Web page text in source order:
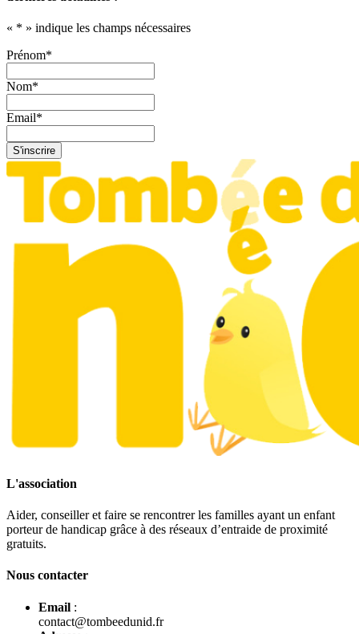
« * » indique les champs nécessaires
Prénom*
Nom*
Email*
S'inscrire
L'association
Aider, conseiller et faire se rencontrer les familles ayant un enfant
porteur de handicap grâce à des réseaux d’entraide de proximité
gratuits.
Nous contacter
Email :
contact@tombeedunid.fr